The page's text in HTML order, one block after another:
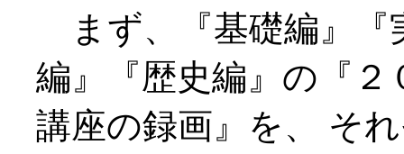
まず、『基礎編』『
編』『歴史編』の『２
講座の録画』を、 そ